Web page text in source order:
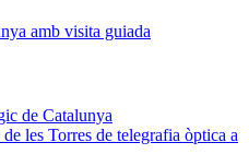
amb visita guiada
de Catalunya
les Torres de telegrafia òptica a